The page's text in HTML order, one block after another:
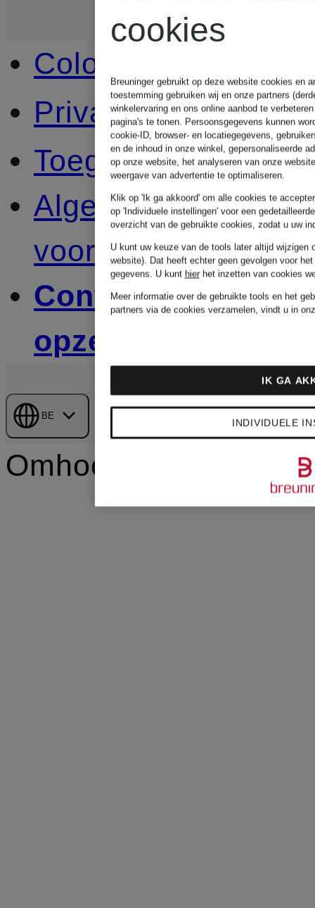
Colofon
Privacybeleid Privacy Settings
Algemene
voorwaarden
Contract
opzeggen
BE Breuninger
Omhoog
cookies
Breuninger gebruikt op deze website cookies en
toestemming gebruiken wij en onze partners
winkelervaring en ons online aanbod te
pagina's te tonen. Persoonsgegevens kunnen
cookie-ID, browser- en locatiegegevens,
en de inhoud in onze winkel, gepersonaliseerde
op onze website, het analyseren van onze
weergave van advertentie te optimaliseren.
Klik op 'Ik ga akkoord' om alle cookies te
op 'Individuele instellingen' voor een
overzicht van de gebruikte cookies, zodat u uw
U kunt uw keuze van de tools later altijd wijzigen
website). Dat heeft echter geen gevolgen voor
gegevens. U kunt hierhet inzetten van cookies
Meer informatie over de gebruikte tools en het
partners via de cookies verzamelen, vindt u in
INDIVIDUELE
IK GA